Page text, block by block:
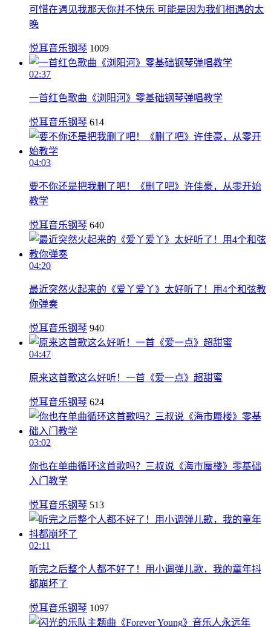
可惜在遇见我那天你并不快乐 可能是因为我们相遇的太
晚
悦耳音乐钢琴 1009
02:37
一首红色歌曲《浏阳河》零基础钢琴弹唱教学
悦耳音乐钢琴 614
04:03
要不你还是把我删了吧！《删了吧》许佳豪，从零开始
教学
悦耳音乐钢琴 640
04:20
最近突然火起来的《爱丫爱丫》太好听了！用4个和弦教
你弹奏
悦耳音乐钢琴 940
04:47
原来这首歌这么好听！一首《爱一点》超甜蜜
悦耳音乐钢琴 624
03:02
你也在单曲循环这首歌吗？三叔说《海市蜃楼》零基础
入门教学
悦耳音乐钢琴 513
02:11
听完之后整个人都不好了！用小调弹儿歌，我的童年抖
都崩坏了
悦耳音乐钢琴 1097